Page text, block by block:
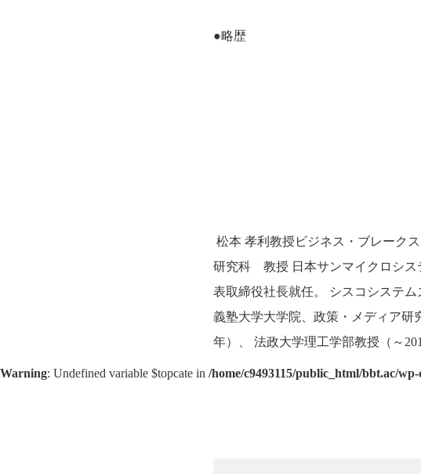
●略歴
松本 孝利教授ビジネス・ブレー
研究科 教授 日本サンマイクロシス
表取締役社長就任。 シスコシステ
義塾大学大学院、政策・メディア研
年）、 法政大学理工学部教授（～
Warning: Undefined variable $topcate in /home/c9493115/public_html/bbt.ac/